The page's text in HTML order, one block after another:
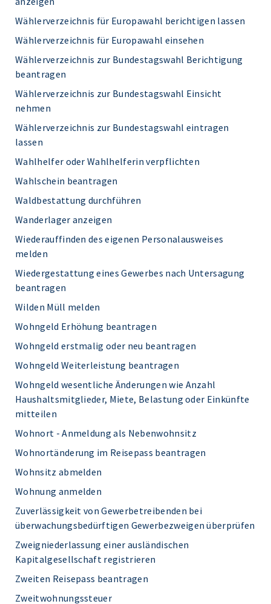
Wählerverzeichnis für Europawahl berichtigen lassen
Wählerverzeichnis für Europawahl einsehen
Wählerverzeichnis zur Bundestagswahl Berichtigung
beantragen
Wählerverzeichnis zur Bundestagswahl Einsicht
nehmen
Wählerverzeichnis zur Bundestagswahl eintragen
lassen
Wahlhelfer oder Wahlhelferin verpflichten
Wahlschein beantragen
Waldbestattung durchführen
Wanderlager anzeigen
Wiederauffinden des eigenen Personalausweises
melden
Wiedergestattung eines Gewerbes nach Untersagung
beantragen
Wilden Müll melden
Wohngeld Erhöhung beantragen
Wohngeld erstmalig oder neu beantragen
Wohngeld Weiterleistung beantragen
Wohngeld wesentliche Änderungen wie Anzahl
Haushaltsmitglieder, Miete, Belastung oder Einkünfte
mitteilen
Wohnort - Anmeldung als Nebenwohnsitz
Wohnortänderung im Reisepass beantragen
Wohnsitz abmelden
Wohnung anmelden
Zuverlässigkeit von Gewerbetreibenden bei
überwachungsbedürftigen Gewerbezweigen überprüfen
Zweigniederlassung einer ausländischen
Kapitalgesellschaft registrieren
Zweiten Reisepass beantragen
Zweitwohnungssteuer